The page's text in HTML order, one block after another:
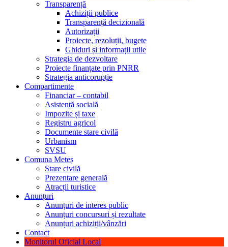
Transparență
Achiziții publice
Transparență decizională
Autorizații
Proiecte, rezoluții, bugete
Ghiduri și informații utile
Strategia de dezvoltare
Proiecte finanțate prin PNRR
Strategia anticorupție
Compartimente
Financiar – contabil
Asistență socială
Impozite și taxe
Registru agricol
Documente stare civilă
Urbanism
SVSU
Comuna Meteș
Stare civilă
Prezentare generală
Atracții turistice
Anunțuri
Anunțuri de interes public
Anunțuri concursuri și rezultate
Anunțuri achiziții/vânzări
Contact
Monitorul Oficial Local